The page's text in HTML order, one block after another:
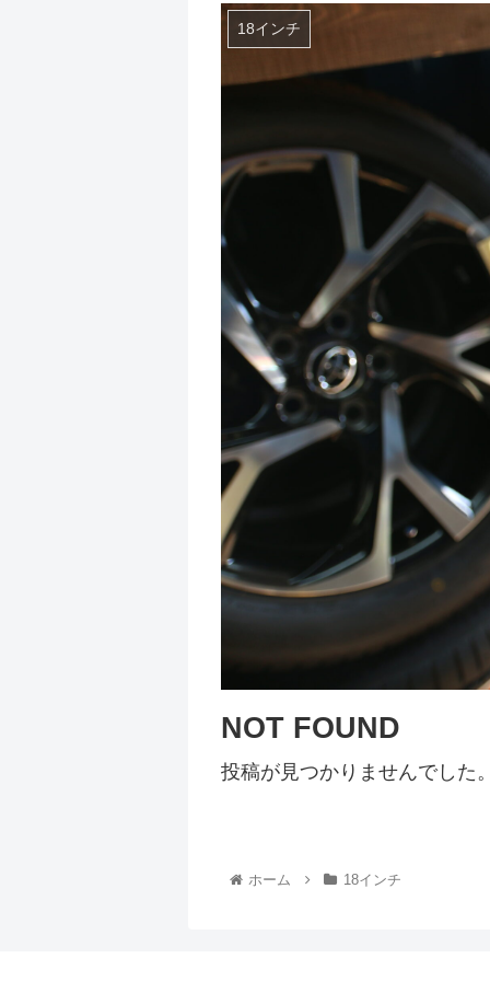
18インチ
NOT FOUND
投稿が見つかりませんでした
ホーム 18インチ